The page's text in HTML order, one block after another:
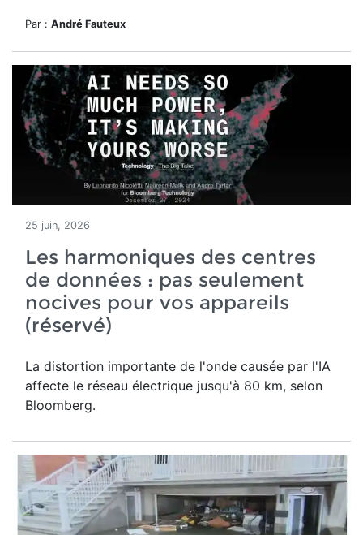
Par : André Fauteux
25 juin, 2026
Les harmoniques des centres
de données : pas seulement
nocives pour vos appareils
(réservé)
La distortion importante de l'onde causée par l'IA
affecte le réseau électrique jusqu'à 80 km, selon
Bloomberg.